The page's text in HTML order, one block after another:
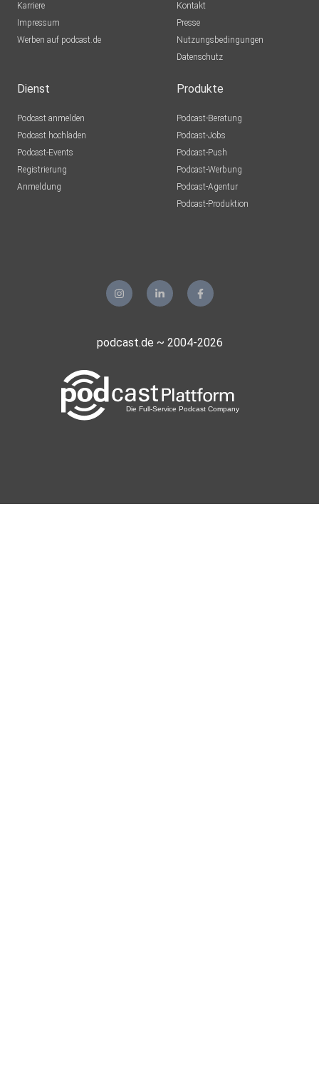
Karriere
Impressum
Werben auf podcast.de
Kontakt
Presse
Nutzungsbedingungen
Datenschutz
Dienst
Podcast anmelden
Podcast hochladen
Podcast-Events
Registrierung
Anmeldung
Produkte
Podcast-Beratung
Podcast-Jobs
Podcast-Push
Podcast-Werbung
Podcast-Agentur
Podcast-Produktion
podcast.de ~ 2004-2026